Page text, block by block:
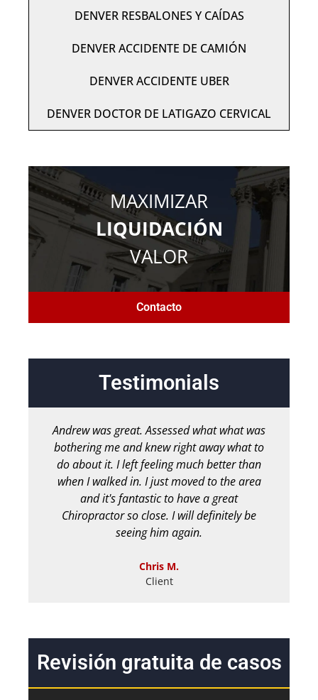
DENVER RESBALONES Y CAÍDAS
DENVER ACCIDENTE DE CAMIÓN
DENVER ACCIDENTE UBER
DENVER DOCTOR DE LATIGAZO CERVICAL
MAXIMIZAR
LIQUIDACIÓN
VALOR
Contacto
Testimonials
Andrew was great. Assessed what what was
bothering me and knew right away what to
do about it. I left feeling much better than
when I walked in. I just moved to the area
and it's fantastic to have a great
Chiropractor so close. I will definitely be
seeing him again.
Chris M.
Client
Revisión gratuita de casos